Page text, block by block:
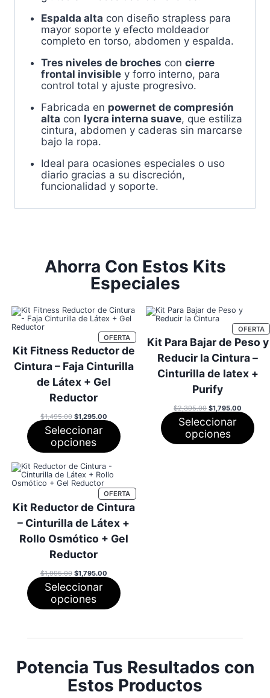
Espalda alta con diseño strapless para
mayor soporte y efecto moldeador
completo en torso, abdomen y espalda.
Tres niveles de broches con cierre
frontal invisibley forro interno, para
control total y ajuste progresivo.
Fabricada en powernet de compresión
alta con lycra interna suave, que estiliza
cintura, abdomen y caderas sin marcarse
bajo la ropa.
Ideal para ocasiones especiales o uso
diario gracias a su discreción,
funcionalidad y soporte.
Ahorra Con Estos Kits
Especiales
OFERTA PRODUCTO
EN
OFERTA
Kit Fitness Reductor de
Cintura – Faja Cinturilla
de Látex + Gel
Reductor
$1,495.00 El
original
$1,495.00.
$1,295.00El
precio
actual
$1,295.00.
Seleccionar
opciones
OFERTA
Kit Para Bajar de Peso y
Reducir la Cintura –
Cinturilla de latex +
Purify
$2,395.00El
original
$2,395.00.
$1,795.00
precio
actual
Seleccionar
opciones
OFERTAPRODUCTO
EN
OFERTA
Kit Reductor de Cintura
– Cinturilla de Látex +
Rollo Osmótico + Gel
Reductor
$1,995.00 El
original
$1,995.00.
$1,795.00El
precio
actual
$1,795.00.
Seleccionar
opciones
Potencia Tus Resultados con
Estos Productos